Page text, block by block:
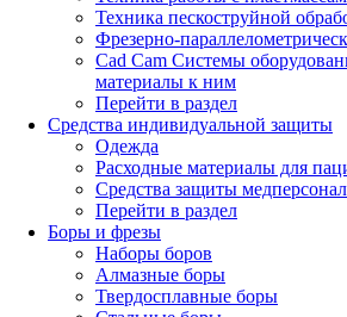
Техника пескоструйной
Фрезерно-
Cad Cam Системы
материалы к ним
Перейти в раздел
Средства индивидуальной защиты
Одежда
Расходные материалы для
Средства защиты
Перейти в раздел
Боры и фрезы
Наборы боров
Алмазные боры
Твердосплавные боры